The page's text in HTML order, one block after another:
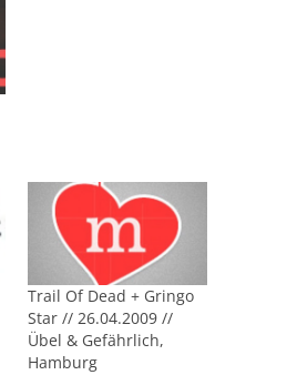
Trail Of Dead + Gringo
Star // 26.04.2009 //
Übel & Gefährlich,
Hamburg